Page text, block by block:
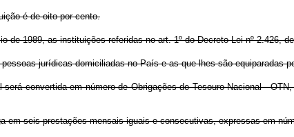
é de oito por cento.
de 1989, as instituições referidas no art. 1º do Decreto-Lei nº 2.426,
jurídicas domiciliadas no País e as que lhes são equiparadas
será convertida em número de Obrigações do Tesouro Nacional -
em seis prestações mensais iguais e consecutivas, expressas em